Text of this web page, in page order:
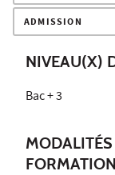
ADMISSION
NIVEAU(X)
Bac + 3